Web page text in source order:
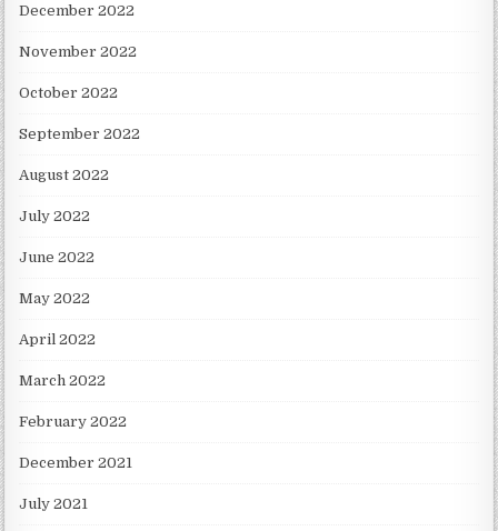
December 2022
November 2022
October 2022
September 2022
August 2022
July 2022
June 2022
May 2022
April 2022
March 2022
February 2022
December 2021
July 2021